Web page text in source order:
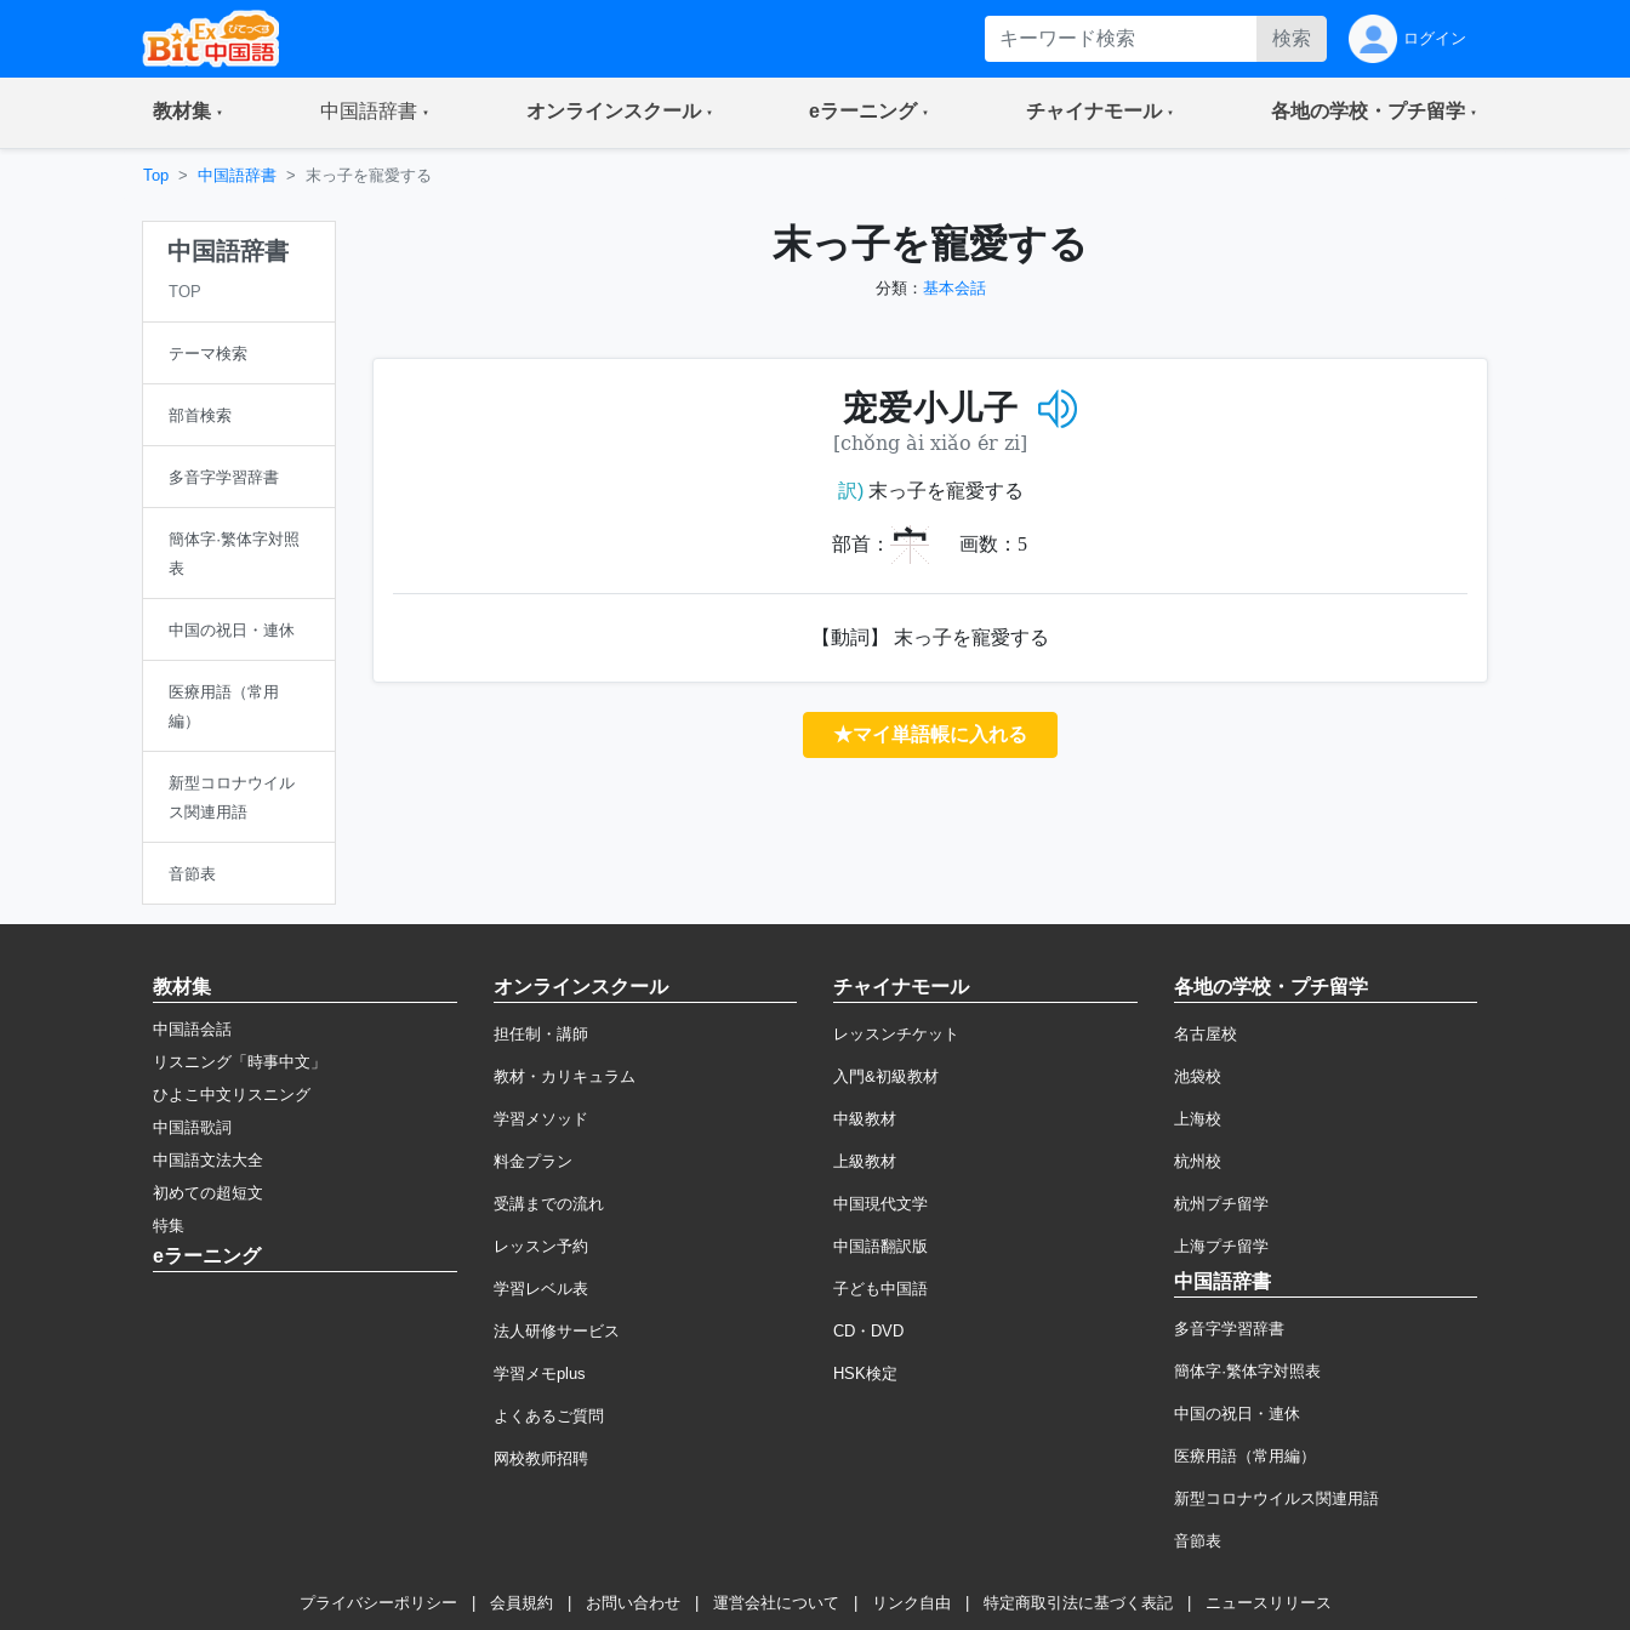
検索 ログイン
教材集(current) 中国語辞書(current) オンラインスクール(current) eラーニング(current) チャイナモール(current) 各地の学校・プチ留学(current)
Top 中国語辞書 末っ子を寵愛する
中国語辞書
TOP
テーマ検索
部首検索
多音字学習辞書
簡体字·繁体字対照
表
中国の祝日・連休
医療用語（常用
編）
新型コロナウイル
ス関連用語
音節表
末っ子を寵愛する
分類： 基本会話
宠爱小儿子
[chǒng ài xiǎo ér zi]
訳)末っ子を寵愛する
部首： 宀 画数： 5
【動詞】 末っ子を寵愛する
★マイ単語帳に入れる
教材集
中国語会話
リスニング「時事中文」
ひよこ中文リスニング
中国語歌詞
中国語文法大全
初めての超短文
特集
eラーニング
オンラインスクール
担任制・講師
教材・カリキュラム
学習メソッド
料金プラン
受講までの流れ
レッスン予約
学習レベル表
法人研修サービス
学習メモplus
よくあるご質問
网校教师招聘
チャイナモール
レッスンチケット
入門&初級教材
中級教材
上級教材
中国現代文学
中国語翻訳版
子ども中国語
CD・DVD
HSK検定
各地の学校・プチ留学
名古屋校
池袋校
上海校
杭州校
杭州プチ留学
上海プチ留学
中国語辞書
多音字学習辞書
簡体字·繁体字対照表
中国の祝日・連休
医療用語（常用編）
新型コロナウイルス関連用語
音節表
プライバシーポリシー 会員規約 お問い合わせ 運営会社について リンク自由 特定商取引法に基づく表記 ニュースリリース